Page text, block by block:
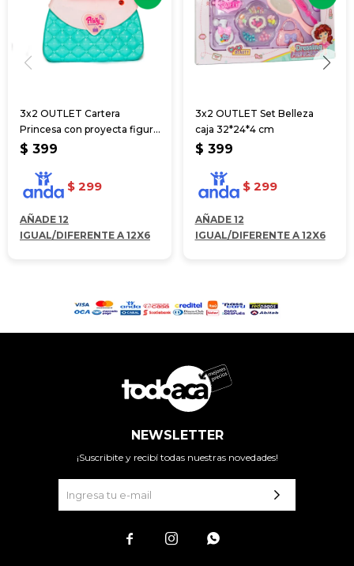
3x2 OUTLET Cartera
Princesa con proyecta figura
23*8*26 cm
$ 399
$ 299
AÑADE 12
IGUAL/DIFERENTE A 12X6
3x2 OUTLET Set Belleza
caja 32*24*4 cm
$ 399
$ 299
AÑADE 12
IGUAL/DIFERENTE A 12X6
NEWSLETTER
¡Suscribite y recibí todas nuestras novedades!
  